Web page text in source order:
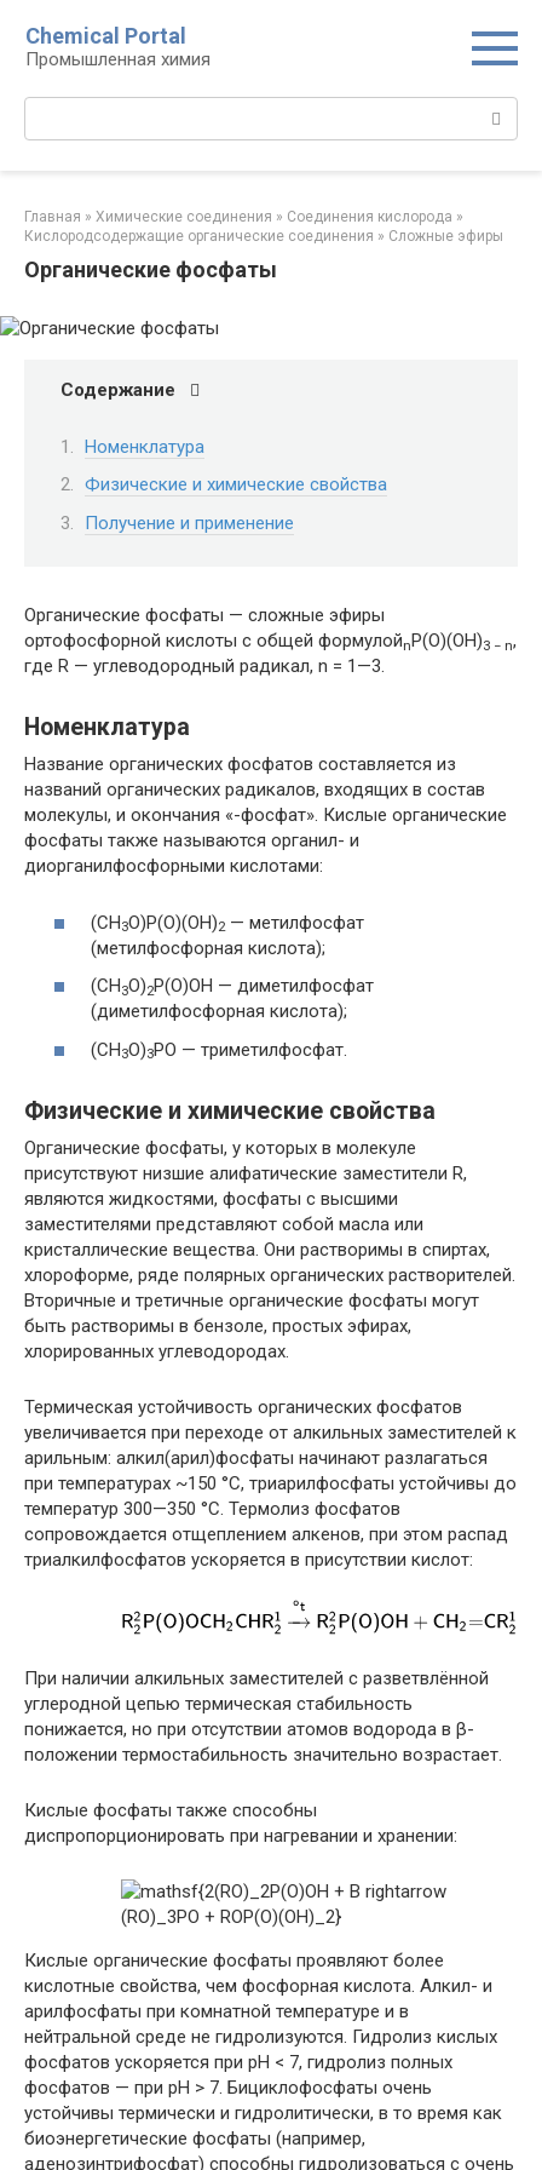
контенту
Chemical Portal
Промышленная химия
Главная » Химические соединения » Соединения кислорода‎ »
Кислородсодержащие органические соединения‎ » Сложные эфиры‎
Органические фосфаты
Содержание
Номенклатура
Физические и химические свойства
Получение и применение
Органические фосфаты — сложные эфиры
ортофосфорной кислоты с общей формулойnP(O)(OH)3 − n,
где R — углеводородный радикал, n = 1—3.
Номенклатура
Название органических фосфатов составляется из
названий органических радикалов, входящих в состав
молекулы, и окончания «-фосфат». Кислые органические
фосфаты также называются органил- и
диорганилфосфорными кислотами:
(CH3O)P(O)(OH)2 — метилфосфат
(метилфосфорная кислота);
(CH3O)2P(O)OH — диметилфосфат
(диметилфосфорная кислота);
(CH3O)3PO — триметилфосфат.
Физические и химические свойства
Органические фосфаты, у которых в молекуле
присутствуют низшие алифатические заместители R,
являются жидкостями, фосфаты с высшими
заместителями представляют собой масла или
кристаллические вещества. Они растворимы в спиртах,
хлороформе, ряде полярных органических растворителей.
Вторичные и третичные органические фосфаты могут
быть растворимы в бензоле, простых эфирах,
хлорированных углеводородах.
Термическая устойчивость органических фосфатов
увеличивается при переходе от алкильных заместителей к
арильным: алкил(арил)фосфаты начинают разлагаться
при температурах ~150 °C, триарилфосфаты устойчивы до
температур 300—350 °C. Термолиз фосфатов
сопровождается отщеплением алкенов, при этом распад
триалкилфосфатов ускоряется в присутствии кислот:
При наличии алкильных заместителей с разветвлённой
углеродной цепью термическая стабильность
понижается, но при отсутствии атомов водорода в β-
положении термостабильность значительно возрастает.
Кислые фосфаты также способны
диспропорционировать при нагревании и хранении:
Кислые органические фосфаты проявляют более
кислотные свойства, чем фосфорная кислота. Алкил- и
арилфосфаты при комнатной температуре и в
нейтральной среде не гидролизуются. Гидролиз кислых
фосфатов ускоряется при pH < 7, гидролиз полных
фосфатов — при pH > 7. Бициклофосфаты очень
устойчивы термически и гидролитически, в то время как
биоэнергетические фосфаты (например,
аденозинтрифосфат) способны гидролизоваться с очень